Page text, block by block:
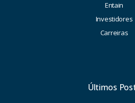
Entain
Investidores
Carreiras
Últimos